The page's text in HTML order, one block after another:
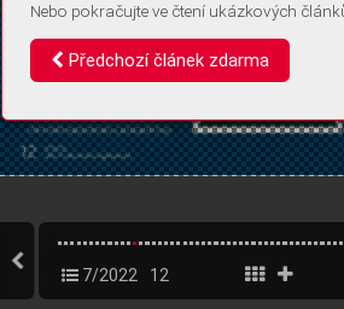
7/2022 12
Nebo pokračujte ve čtení ukázkových
Předchozí článek zdarma